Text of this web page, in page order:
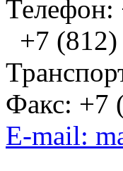
Телефон:
+7
Факс: +7
E-mail: